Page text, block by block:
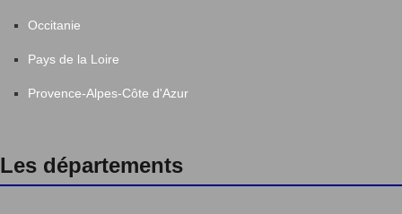
Occitanie
Pays de la Loire
Provence-Alpes-Côte d'Azur
Les départements